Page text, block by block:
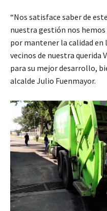
“Nos satisface saber de
nuestra gestión nos
por mantener la calidad en
vecinos de nuestra querida
para su mejor desarrollo,
alcalde Julio Fuenmayor.